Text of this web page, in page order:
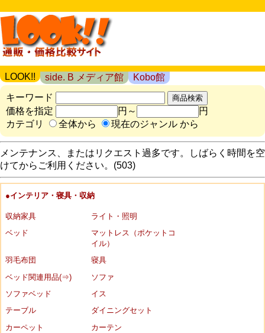
LOOK!! side. B メディア館
Kobo館
キーワード
価格を指定
円～
円
カテゴリ
全体から 現在のジャンル から
メンテナンス、またはリクエスト過多です。しばらく時間を空
けてからご利用ください。(503)
●インテリア・寝具・収納
収納家具
ライト・照明
ベッド
マットレス（ポケットコ
イル）
羽毛布団
寝具
ベッド関連用品(⇒)
ソファ
ソファベッド
イス
テーブル
ダイニングセット
カーペット
カーテン